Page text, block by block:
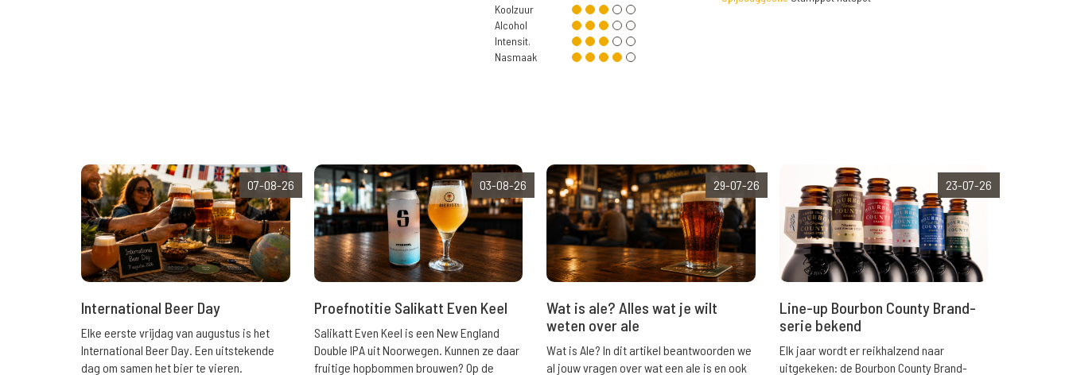
Koolzuur
Alcohol
Intensit.
Nasmaak
07-08-26
International Beer Day
Elke eerste vrijdag van augustus is het
International Beer Day. Een uitstekende
dag om samen het bier te vieren.
03-08-26
Proefnotitie Salikatt Even Keel
Salikatt Even Keel is een New England
Double IPA uit Noorwegen. Kunnen ze daar
fruitige hopbommen brouwen? Op de
29-07-26
Wat is ale? Alles wat je wilt
weten over ale
Wat is Ale? In dit artikel beantwoorden we
al jouw vragen over wat een ale is en ook
23-07-26
Line-up Bourbon County Brand-
serie bekend
Elk jaar wordt er reikhalzend naar
uitgekeken: de Bourbon County Brand-